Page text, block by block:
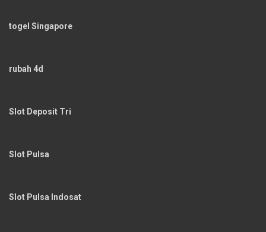
togel Singapore
rubah 4d
Slot Deposit Tri
Slot Pulsa
Slot Pulsa Indosat